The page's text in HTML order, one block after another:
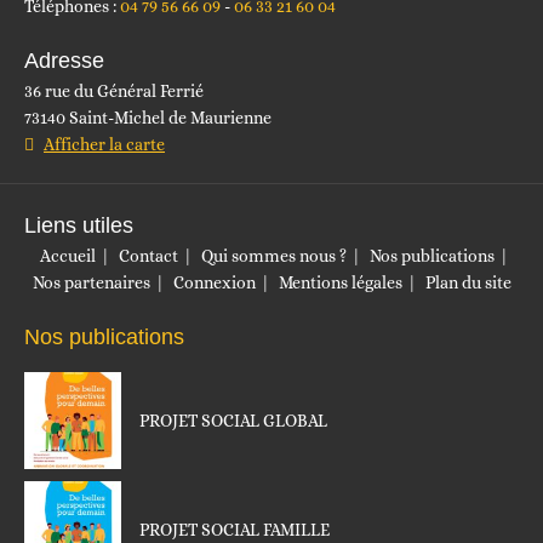
Téléphones :04 79 56 66 09 06 33 21 60 04
Adresse
36 rue du Général Ferrié
73140 Saint-Michel de Maurienne
Afficher la carte
Liens utiles
Accueil Contact Qui sommes nous ?
Nos publications
Nos partenaires
Connexion Mentions légales Plan du site
Nos publications
PROJET SOCIAL GLOBAL
PROJET SOCIAL FAMILLE